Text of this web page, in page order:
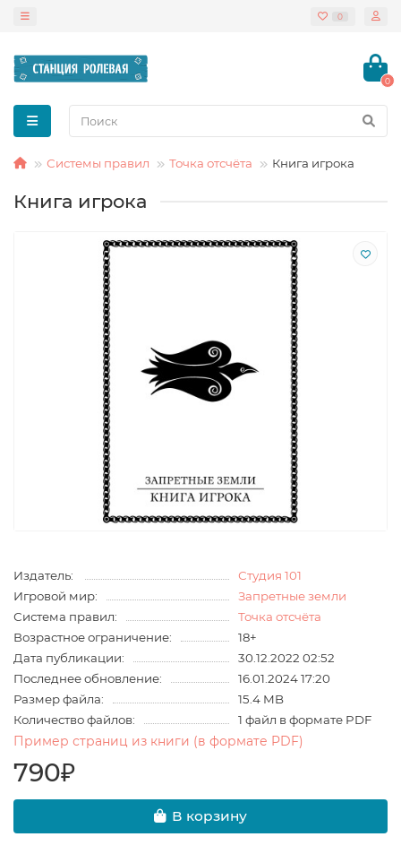
0
0
Системы правил Точка отсчёта Книга игрока
Книга игрока
Издатель:
Студия 101
Игровой мир:
Запретные земли
Система правил:
Точка отсчёта
Возрастное ограничение:
18+
Дата публикации:
30.12.2022 02:52
Последнее обновление:
16.01.2024 17:20
Размер файла:
15.4 MB
Количество файлов:
1 файл в формате PDF
Пример страниц из книги (в формате PDF)
790₽
В корзину